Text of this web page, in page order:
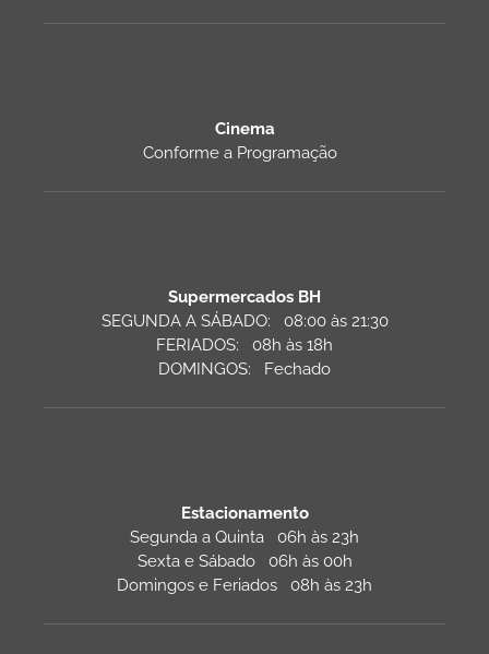
Cinema
Conforme a Programação
Supermercados BH
SEGUNDA A SÁBADO: 08:00 às 21:30
FERIADOS: 08h às 18h
DOMINGOS: Fechado
Estacionamento
Segunda a Quinta 06h às 23h
Sexta e Sábado 06h às 00h
Domingos e Feriados 08h às 23h